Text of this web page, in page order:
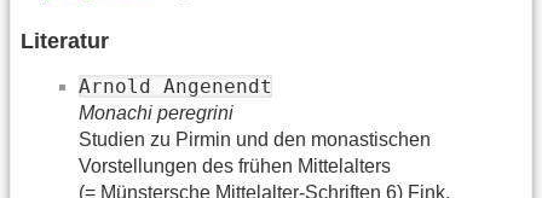
Literatur
Arnold Angenendt
Monachi peregrini
Studien zu Pirmin und den monastischen
Vorstellungen des frühen Mittelalters
(= Münstersche Mittelalter-Schriften 6) Fink,